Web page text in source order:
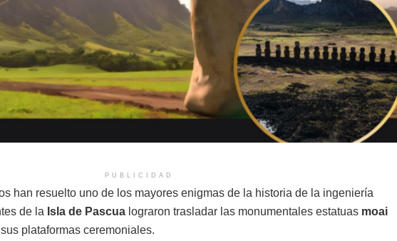
PUBLICIDAD
han resuelto uno de los mayores enigmas de la historia de la ingeniería
de la Isla de Pascua lograron trasladar las monumentales estatuas moai
plataformas ceremoniales.